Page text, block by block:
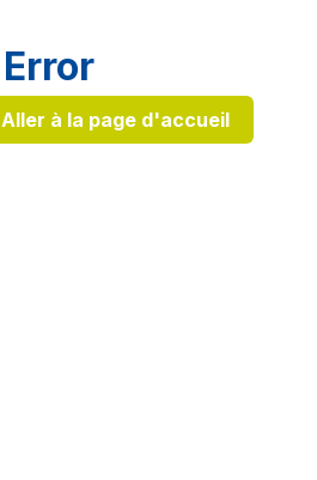
Error
Aller à la page d'accueil